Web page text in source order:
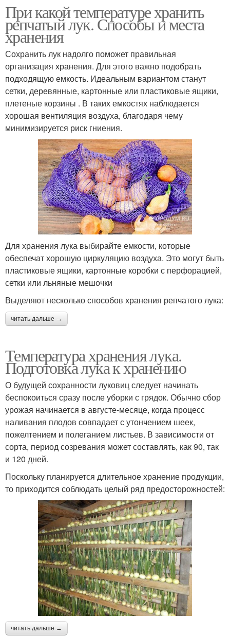
При какой температуре хранить
репчатый лук. Способы и места
хранения
Сохранить лук надолго поможет правильная
организация хранения. Для этого важно подобрать
подходящую емкость. Идеальным вариантом станут
сетки, деревянные, картонные или пластиковые ящики,
плетеные корзины . В таких емкостях наблюдается
хорошая вентиляция воздуха, благодаря чему
минимизируется риск гниения.
Для хранения лука выбирайте емкости, которые
обеспечат хорошую циркуляцию воздуха. Это могут быть
пластиковые ящики, картонные коробки с перфорацией,
сетки или льняные мешочки
Выделяют несколько способов хранения репчатого лука:
читать дальше →
Температура хранения лука.
Подготовка лука к хранению
О будущей сохранности луковиц следует начинать
беспокоиться сразу после уборки с грядок. Обычно сбор
урожая начинается в августе-месяце, когда процесс
наливания плодов совпадает с утончением шеек,
пожелтением и полеганием листьев. В зависимости от
сорта, период созревания может составлять, как 90, так
и 120 дней.
Поскольку планируется длительное хранение продукции,
то приходится соблюдать целый ряд предосторожностей:
читать дальше →